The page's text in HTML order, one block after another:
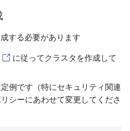
する必要があります
に従ってクラスタを作成して
例です（特にセキュリティ関連
シーにあわせて変更してくださ